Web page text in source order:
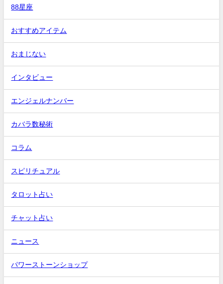
88星座
おすすめアイテム
おまじない
インタビュー
エンジェルナンバー
カバラ数秘術
コラム
スピリチュアル
タロット占い
チャット占い
ニュース
パワーストーンショップ